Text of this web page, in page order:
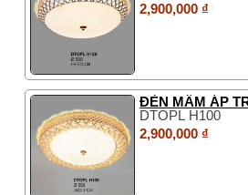
2,900,000 ₫
ĐÈN MÂM ÁP
DTOPL H100
2,900,000 ₫